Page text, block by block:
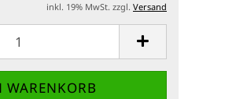
inkl. 19% MwSt. zzgl. Versand